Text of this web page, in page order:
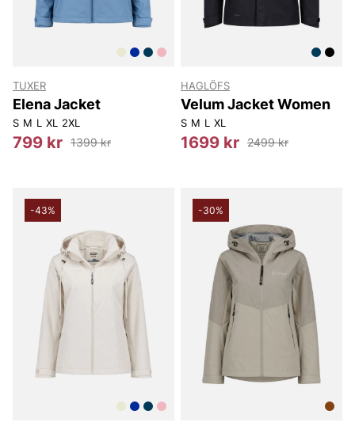
TUXER
Elena Jacket
S M L XL 2XL
799 kr 1399 kr
HAGLÖFS
Velum Jacket Women
S M L XL
1699 kr 2499 kr
-43% -30%